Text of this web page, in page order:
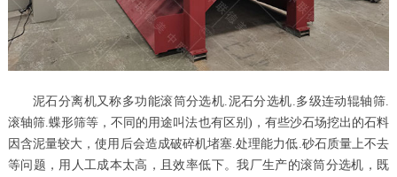
泥石分离机又称多功能滚筒分选机.泥石分选机.多级连动辊轴筛.
滚轴筛.蝶形筛等，不同的用途叫法也有区别)，有些沙石场挖出的石料
因含泥量较大，使用后会造成破碎机堵塞.处理能力低.砂石质量上不去
等问题，用人工成本太高，且效率低下。我厂生产的滚筒分选机，既